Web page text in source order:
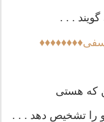
گویند . . .
که هستی
را تشخیص دهد . . .